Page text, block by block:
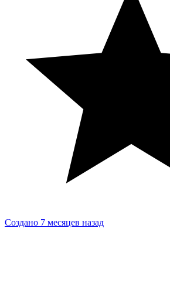
Создано 7 месяцев назад